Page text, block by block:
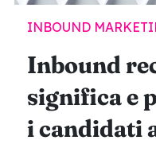
INBOUND
Inbound
significa e
i candidati